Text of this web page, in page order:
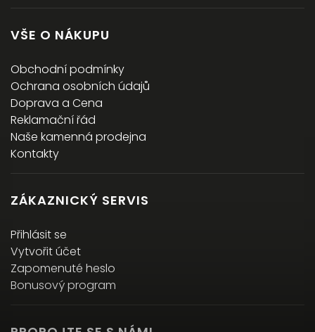
VŠE O NÁKUPU
Obchodní podmínky
Ochrana osobních údajů
Doprava a Cena
Reklamační řád
Naše kamenná prodejna
Kontakty
ZÁKAZNICKÝ SERVIS
Přihlásit se
Vytvořit účet
Zapomenuté heslo
Bonusový program